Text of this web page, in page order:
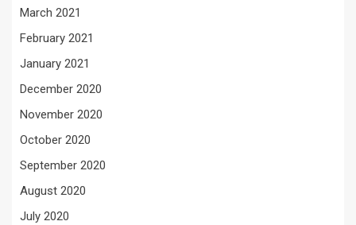
March 2021
February 2021
January 2021
December 2020
November 2020
October 2020
September 2020
August 2020
July 2020